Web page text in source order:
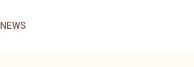
NEWS